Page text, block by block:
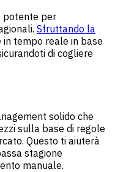
potente per
Sfruttando la
tempo reale in base
di cogliere
solido che
sulla base di regole
Questo ti aiuterà
stagione
manuale.